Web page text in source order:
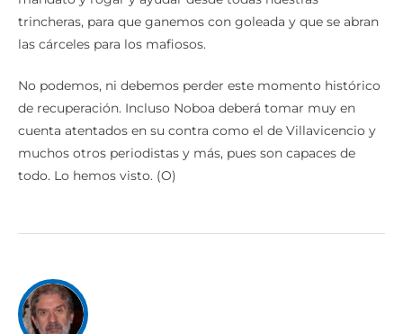
trincheras, para que ganemos con goleada y que se abran
las cárceles para los mafiosos.
No podemos, ni debemos perder este momento histórico
de recuperación. Incluso Noboa deberá tomar muy en
cuenta atentados en su contra como el de Villavicencio y
muchos otros periodistas y más, pues son capaces de
todo. Lo hemos visto. (O)